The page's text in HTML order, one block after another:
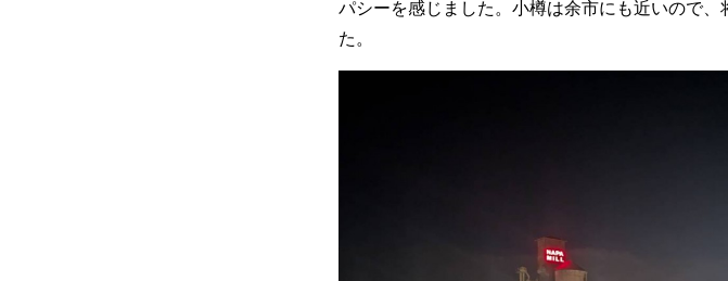
パシーを感じました。小樽は余市にも近いので
た。